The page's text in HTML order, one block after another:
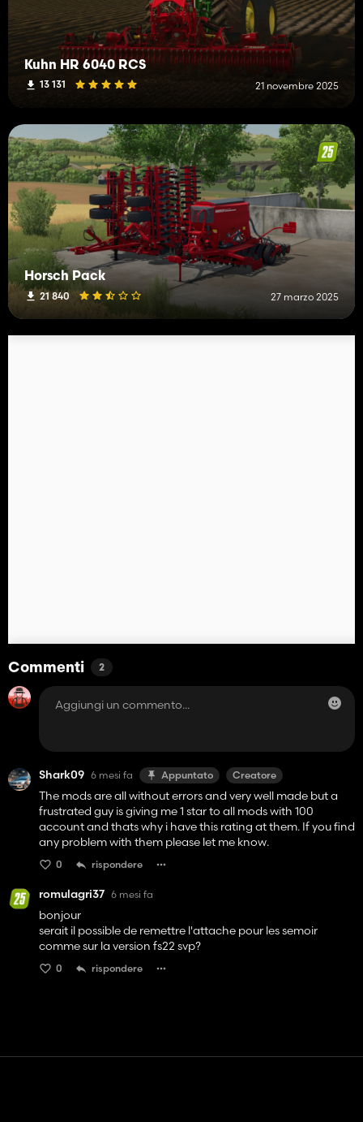
Kuhn HR 6040 RCS
13 131 21 novembre 2025
Horsch Pack
21 840 27 marzo 2025
Commenti 2
Shark09 6 mesi fa Appuntato Creatore
The mods are all without errors and very well made but a
frustrated guy is giving me 1 star to all mods with 100
account and thats why i have this rating at them. If you find
any problem with them please let me know.
0 rispondere
romulagri37 6 mesi fa
bonjour
serait il possible de remettre l'attache pour les semoir
comme sur la version fs22 svp?
0 rispondere